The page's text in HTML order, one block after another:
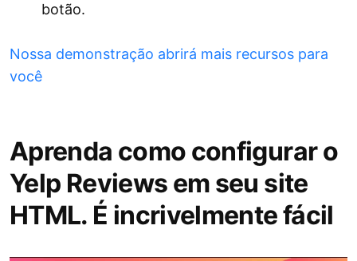
botão.
Nossa demonstração abrirá mais recursos para
você
Aprenda como configurar o
Yelp Reviews em seu site
HTML. É incrivelmente fácil